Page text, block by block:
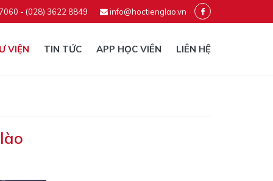
- (028) 3622 8849 info@hoctienglao.vn
VIỆN TIN TỨC APP HỌC VIÊN LIÊN HỆ